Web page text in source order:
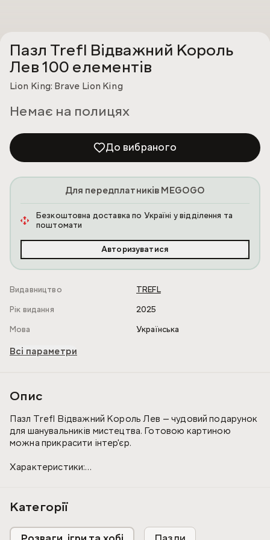
Пазл Trefl Відважний Король
Лев 100 елементів
Lion King: Brave Lion King
Немає на полицях
До вибраного
Для передплатників MEGOGO
Безкоштовна доставка по Україні у відділення та
поштомати
Авторизуватися
Видавництво
TREFL
Рік видання
2025
Мова
Українська
Всі параметри
Опис
Пазл Trefl Відважний Король Лев — чудовий подарунок
для шанувальників мистецтва. Готовою картиною
можна прикрасити інтер'єр.
Характеристики:
- антивідблискове покриття;
- виготовлені з картону.
- Розмір зображення: 41х27 см.
Категорії